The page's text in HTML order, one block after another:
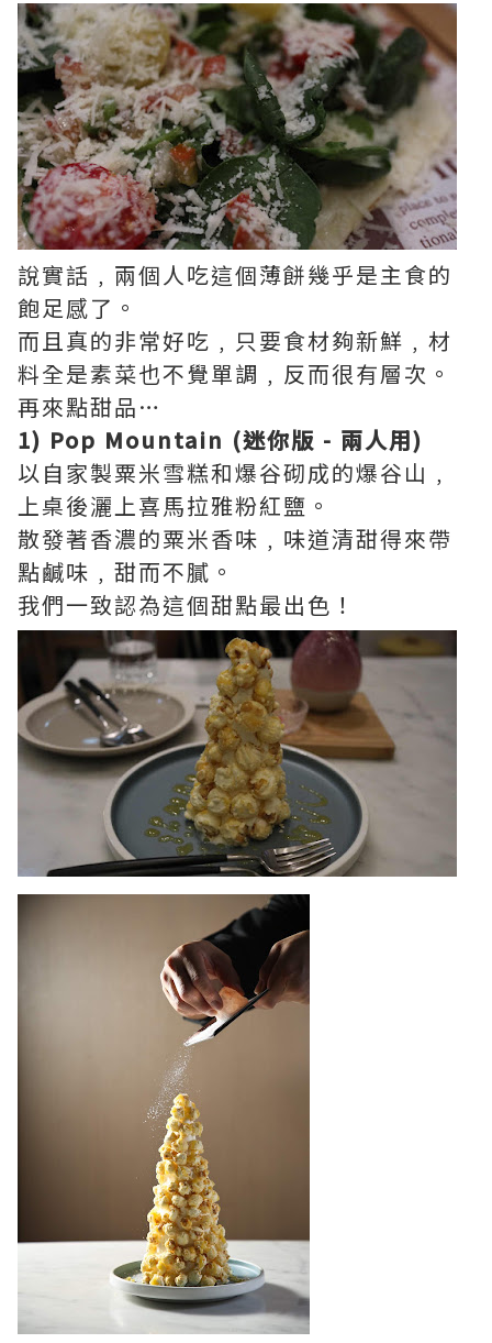
說實話﹐兩個人吃這個薄餅幾乎是主食的
飽足感了。
而且真的非常好吃﹐只要食材夠新鮮﹐材
料全是素菜也不覺單調﹐反而很有層次。
再來點甜品…
1) Pop Mountain (迷你版 - 兩人用)
以自家製粟米雪糕和爆谷砌成的爆谷山﹐
上桌後灑上喜馬拉雅粉紅鹽。
散發著香濃的粟米香味﹐味道清甜得來帶
點鹹味﹐甜而不膩。
我們一致認為這個甜點最出色！